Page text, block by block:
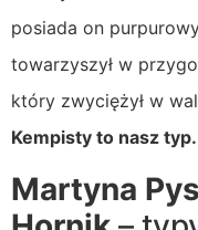
posiada on
towarzyszył w
który zwyciężył w
Kempisty to nasz typ.
Martyna